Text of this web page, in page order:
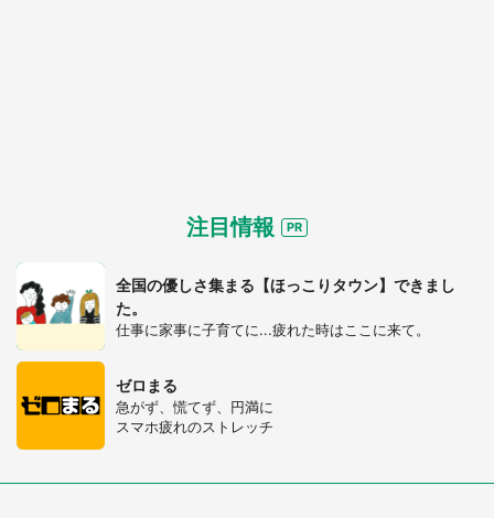
注目情報
全国の優しさ集まる【ほっこりタウン】できまし
た。
仕事に家事に子育てに...疲れた時はここに来て。
ゼロまる
急がず、慌てず、円満に
スマホ疲れのストレッチ